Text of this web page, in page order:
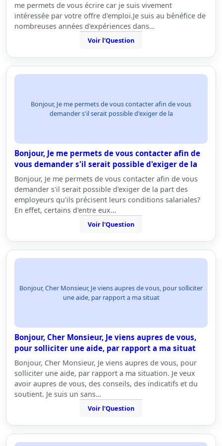
me permets de vous écrire car je suis vivement
intéressée par votre offre d'emploi.Je suis au bénéfice de
nombreuses années d'expériences dans…
Voir l'Question
Bonjour, Je me permets de vous contacter afin de vous
demander s'il serait possible d'exiger de la
Bonjour, Je me permets de vous contacter afin de
vous demander s'il serait possible d'exiger de la
Bonjour, Je me permets de vous contacter afin de vous
demander s'il serait possible d'exiger de la part des
employeurs qu'ils précisent leurs conditions salariales?
En effet, certains d'entre eux…
Voir l'Question
Bonjour, Cher Monsieur, Je viens aupres de vous, pour solliciter
une aide, par rapport a ma situat
Bonjour, Cher Monsieur, Je viens aupres de vous,
pour solliciter une aide, par rapport a ma situat
Bonjour, Cher Monsieur, Je viens aupres de vous, pour
solliciter une aide, par rapport a ma situation. Je veux
avoir aupres de vous, des conseils, des indicatifs et du
soutient. Je suis un sans…
Voir l'Question